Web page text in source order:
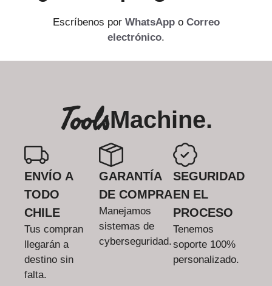
Escríbenos por WhatsAppo Correo
electrónico.
ToolsMachine.
ENVÍO A
TODO
CHILE
Tus compran
llegarán a
destino sin
falta.
GARANTÍA
DE COMPRA
Manejamos
sistemas de
cyberseguridad.
SEGURIDAD
EN EL
PROCESO
Tenemos
soporte 100%
personalizado.